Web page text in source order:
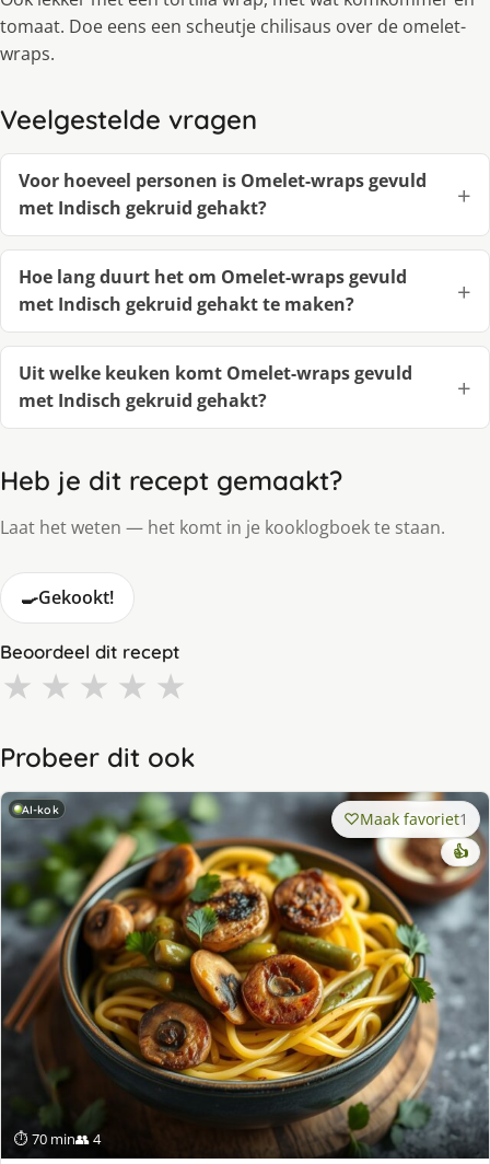
tomaat. Doe eens een scheutje chilisaus over de omelet-
wraps.
Veelgestelde vragen
Voor hoeveel personen is Omelet-wraps gevuld
met Indisch gekruid gehakt?
Hoe lang duurt het om Omelet-wraps gevuld
met Indisch gekruid gehakt te maken?
Uit welke keuken komt Omelet-wraps gevuld
met Indisch gekruid gehakt?
Heb je dit recept gemaakt?
Laat het weten — het komt in je kooklogboek te staan.
🍳Gekookt!
Beoordeel dit recept
★ ★ ★ ★ ★
Probeer dit ook
AI-kok
⏱ 70 min👥 4
Maak favoriet1
👍